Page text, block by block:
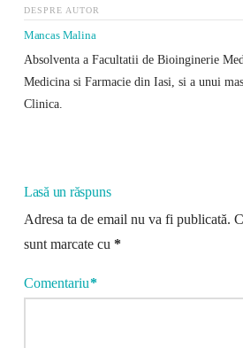
DESPRE AUTOR
Mancas Malina
Absolventa a Facultatii de Bioinginerie
Medicina si Farmacie din Iasi, si a unui
Clinica.
Lasă un răspuns
Adresa ta de email nu va fi publicată.
sunt marcate cu *
Comentariu*